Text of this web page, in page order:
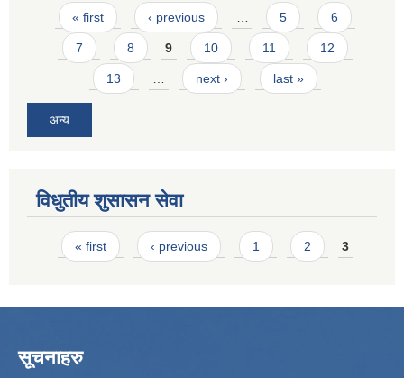
Pages
« first ‹ previous 5 6
7 8 9 10 11 12
13 next › last »
अन्य
विधुतीय शुसासन सेवा
Pages
« first ‹ previous 1 2 3
सूचनाहरु